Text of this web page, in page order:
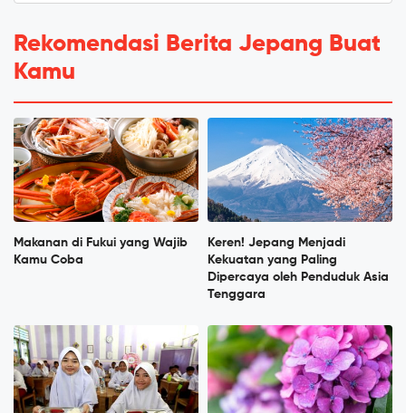
Rekomendasi Berita Jepang Buat
Kamu
Makanan di Fukui yang Wajib
Kamu Coba
Keren! Jepang Menjadi
Kekuatan yang Paling
Dipercaya oleh Penduduk Asia
Tenggara